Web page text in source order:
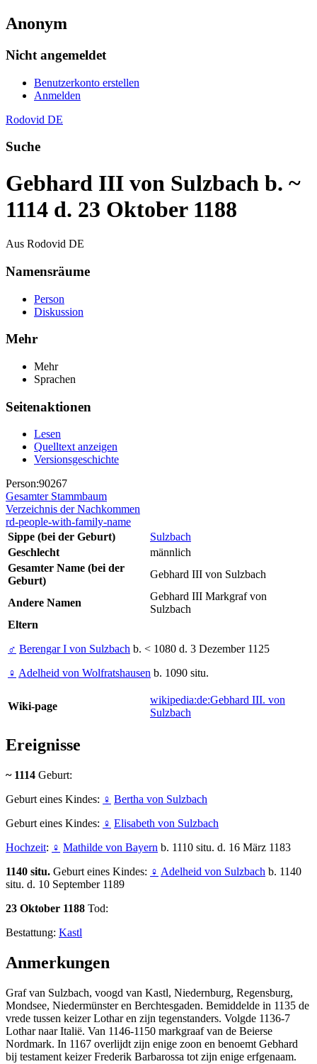
Anonym
Nicht angemeldet
Benutzerkonto erstellen
Anmelden
Rodovid DE
Suche
Gebhard III von Sulzbach b. ~
1114 d. 23 Oktober 1188
Aus Rodovid DE
Namensräume
Person
Diskussion
Mehr
Mehr
Sprachen
Seitenaktionen
Lesen
Quelltext anzeigen
Versionsgeschichte
Person:90267
Gesamter Stammbaum
Verzeichnis der Nachkommen
rd-people-with-family-name
Sippe (bei der Geburt)
Sulzbach
Geschlecht
männlich
Gesamter Name (bei der
Geburt)
Gebhard III von Sulzbach
Andere Namen
Gebhard III Markgraf von
Sulzbach
Eltern
♂ Berengar I von Sulzbach b. < 1080 d. 3 Dezember 1125
♀ Adelheid von Wolfratshausen b. 1090 situ.
Wiki-page
wikipedia:de:Gebhard III. von
Sulzbach
Ereignisse
~ 1114 Geburt:
Geburt eines Kindes: ♀ Bertha von Sulzbach
Geburt eines Kindes: ♀ Elisabeth von Sulzbach
Hochzeit: ♀ Mathilde von Bayern b. 1110 situ. d. 16 März 1183
1140 situ. Geburt eines Kindes: ♀ Adelheid von Sulzbach b. 1140
situ. d. 10 September 1189
23 Oktober 1188 Tod:
Bestattung: Kastl
Anmerkungen
Graf van Sulzbach, voogd van Kastl, Niedernburg, Regensburg,
Mondsee, Niedermünster en Berchtesgaden. Bemiddelde in 1135 de
vrede tussen keizer Lothar en zijn tegenstanders. Volgde 1136-7
Lothar naar Italië. Van 1146-1150 markgraaf van de Beierse
Nordmark. In 1167 overlijdt zijn enige zoon en benoemt Gebhard
bij testament keizer Frederik Barbarossa tot zijn enige erfgenaam.